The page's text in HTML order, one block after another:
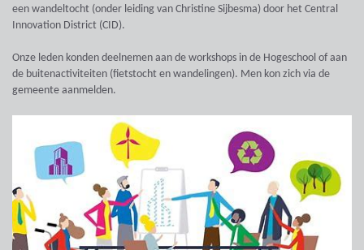
een wandeltocht (onder leiding van Christine Sijbesma) door het Central
Innovation District (CID).
Onze leden konden deelnemen aan de workshops in de Hogeschool of aan
de buitenactiviteiten (fietstocht en wandelingen). Men kon zich via de
gemeente aanmelden.